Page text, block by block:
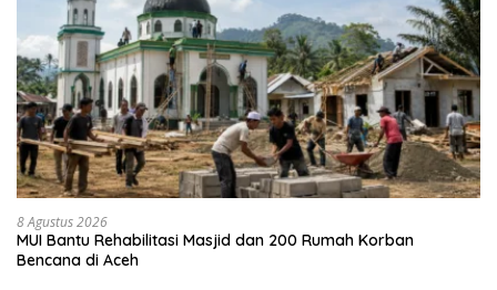
8 Agustus 2026
MUI Bantu Rehabilitasi Masjid dan 200 Rumah Korban
Bencana di Aceh